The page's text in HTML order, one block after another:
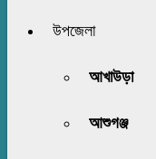
উপজেলা
আখাউড়া
আশুগঞ্জ